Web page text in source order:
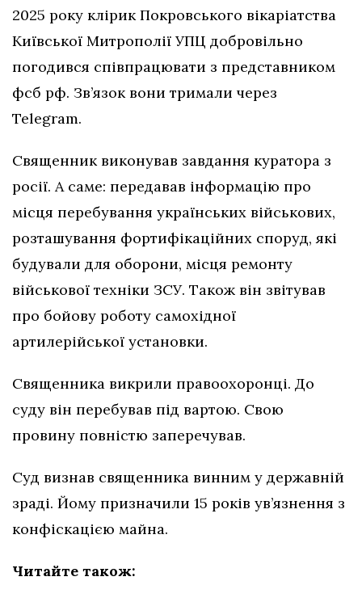
2025 року клірик Покровського вікаріатства
Київської Митрополії УПЦ добровільно
погодився співпрацювати з представником
фсб рф. Зв’язок вони тримали через
Telegram.
Священник виконував завдання куратора з
росії. А саме: передавав інформацію про
місця перебування українських військових,
розташування фортифікаційних споруд, які
будували для оборони, місця ремонту
військової техніки ЗСУ. Також він звітував
про бойову роботу самохідної
артилерійської установки.
Священника викрили правоохоронці. До
суду він перебував під вартою. Свою
провину повністю заперечував.
Суд визнав священника винним у державній
зраді. Йому призначили 15 років ув’язнення з
конфіскацією майна.
Читайте також: